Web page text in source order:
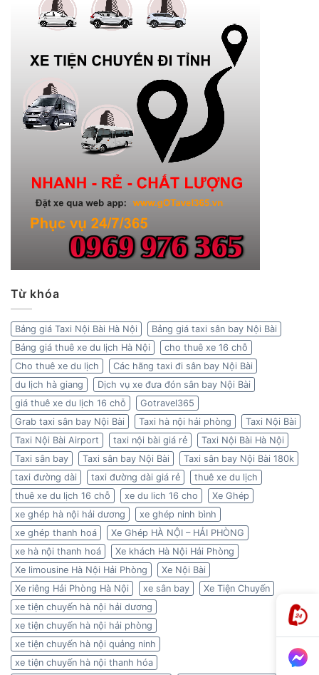
Từ khóa
Bảng giá Taxi Nội Bài Hà Nội
Bảng giá taxi sân bay Nội Bài
Bảng giá thuê xe du lịch Hà Nội
cho thuê xe 16 chỗ
Cho thuê xe du lịch
Các hãng taxi đi sân bay Nội Bài
du lịch hà giang
Dịch vụ xe đưa đón sân bay Nội Bài
giá thuê xe du lịch 16 chỗ
Gotravel365
Grab taxi sân bay Nội Bài
Taxi hà nội hải phòng
Taxi Nội Bài
Taxi Nội Bài Airport
taxi nội bài giá rẻ
Taxi Nội Bài Hà Nội
Taxi sân bay
Taxi sân bay Nội Bài
Taxi sân bay Nội Bài 180k
taxi đường dài
taxi đường dài giá rẻ
thuê xe du lịch
thuê xe du lịch 16 chỗ
xe du lich 16 cho
Xe Ghép
xe ghép hà nội hải dương
xe ghép ninh bình
xe ghép thanh hoá
Xe Ghép HÀ NỘI – HẢI PHÒNG
xe hà nội thanh hoá
Xe khách Hà Nội Hải Phòng
Xe limousine Hà Nội Hải Phòng
Xe Nội Bài
Xe riêng Hải Phòng Hà Nội
xe sân bay
Xe Tiện Chuyến
xe tiện chuyến hà nội hải dương
xe tiện chuyến hà nội hải phòng
xe tiện chuyến hà nội quảng ninh
xe tiện chuyến hà nội thanh hóa